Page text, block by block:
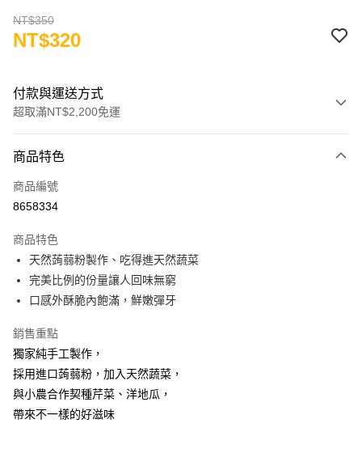
NT$350
NT$320
付款與運送方式
超取滿NT$2,200免運
信用卡一次付款
LINE Pay
街口支付
悠遊付
全盈+PAY
ATM付款
運送方式
商品特色
商品編號
8658334
商品特色
天然蒟蒻粉製作、吃得進天然蔬菜
完美比例的份量讓人回味無窮
口感外酥脆內飽滿，鮮嫩彈牙
銷售重點
獨家純手工製作，
採用進口蒟蒻粉，加入天然蔬菜，
與小農合作契種芹菜、洋地瓜，
帶來不一樣的好滋味